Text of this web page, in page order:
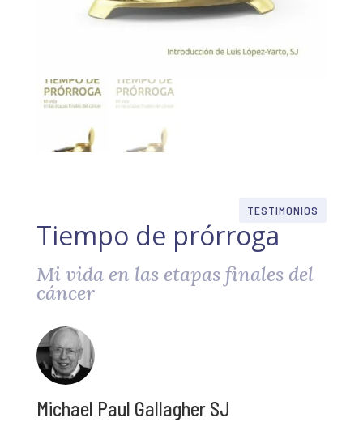
TESTIMONIOS
Tiempo de prórroga
Mi vida en las etapas finales del
cáncer
Michael Paul Gallagher SJ